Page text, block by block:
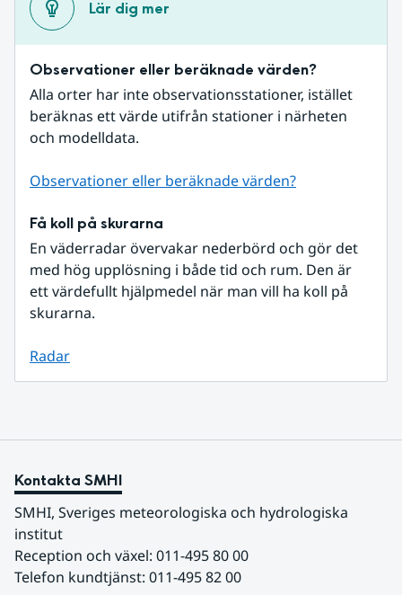
Lär dig mer
Observationer eller beräknade värden?
Alla orter har inte observationsstationer, istället
beräknas ett värde utifrån stationer i närheten
och modelldata.
Observationer eller beräknade värden?
Få koll på skurarna
En väderradar övervakar nederbörd och gör det
med hög upplösning i både tid och rum. Den är
ett värdefullt hjälpmedel när man vill ha koll på
skurarna.
Radar
Kontakta SMHI
SMHI, Sveriges meteorologiska och hydrologiska
institut
Reception och växel: 011-495 80 00
Telefon kundtjänst: 011-495 82 00